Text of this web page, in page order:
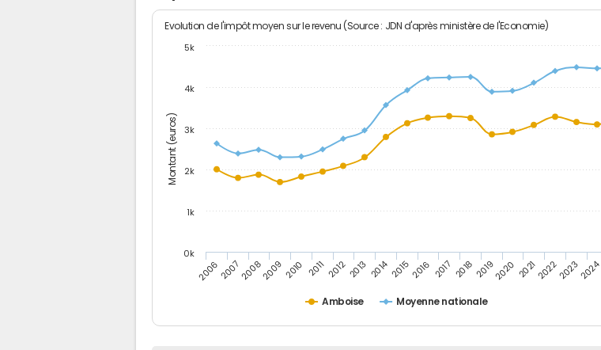
Montant (euros)
Evolution de l'impôt moyen sur le revenu (Source : JDN d'après ministère de l'Economie)
Amboise Moyenne nationale
20062007200820092010 2011 20122013 201420152016 2017 201820192020 2021202220232024
0k
1k
2k
3k
4k
5k